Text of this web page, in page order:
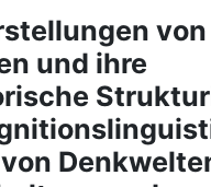
von
und ihre